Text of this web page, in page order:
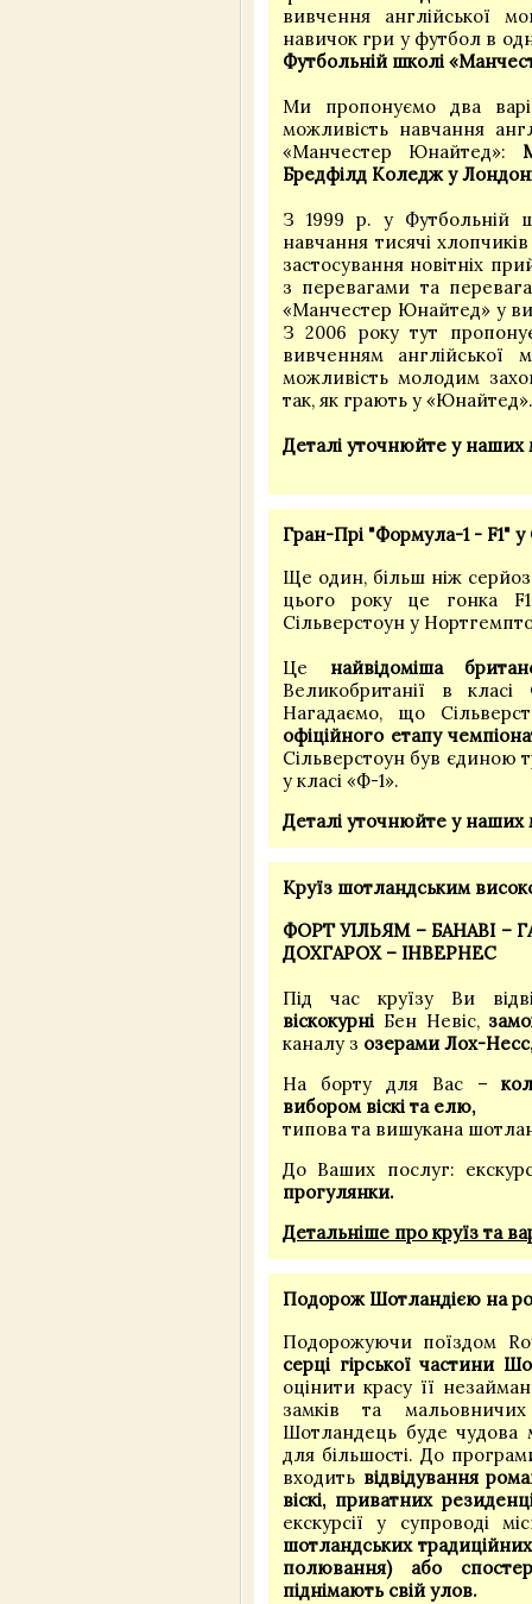
вивчення англійської
навичок гри у футбол в
Футбольній школі
Ми пропонуємо два
можливість навчання
«Манчестер Юнайтед»:
Бредфілд Коледж у
З 1999 р. у Футбольній
навчання тисячі
застосування новітніх
з перевагами та
«Манчестер Юнайтед» у
З 2006 року тут
вивченням англійської
можливість молодим
так, як грають у
Деталі уточнюйте у
Гран-Прі "Формула-1 - F1" у
Ще один, більш ніж
цього року це гонка F1
Сільверстоун у
Це найвідоміша
Великобританії в класі
Нагадаємо, що
офіційного етапу
Сільверстоун був єдиною
у класі «Ф-1».
Деталі уточнюйте у наших
Круїз шотландським
ФОРТ УІЛЬЯМ – БАНАВІ –
ДОХГАРОХ – ІНВЕРНЕС
Під час круїзу Ви
віскокурні Бен Невіс,
каналу з озерами Лох-
На борту для Вас –
вибором віскі та елю,
типова та вишукана
До Ваших послуг:
прогулянки.
Детальніше про круїз та
Подорож Шотландією на
Подорожуючи поїздом
серці гірської частини
оцінити красу її
замків та
Шотландець буде чудова
для більшості. До
входить відвідування
віскі, приватних
екскурсії у супроводі
шотландських
полювання) або
піднімають свій улов.